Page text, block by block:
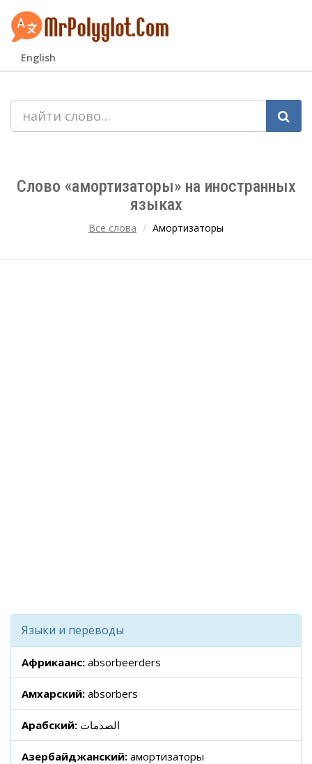
English
Слово «амортизаторы» на иностранных
языках
Все слова Амортизаторы
Языки и переводы
Африкаанс: absorbeerders
Амхарский: absorbers
Арабский: الصدمات
Азербайджанский: амортизаторы